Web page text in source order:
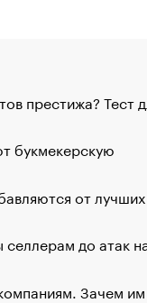
престижа? Тест
букмекерскую
от лучших
до атак
Зачем